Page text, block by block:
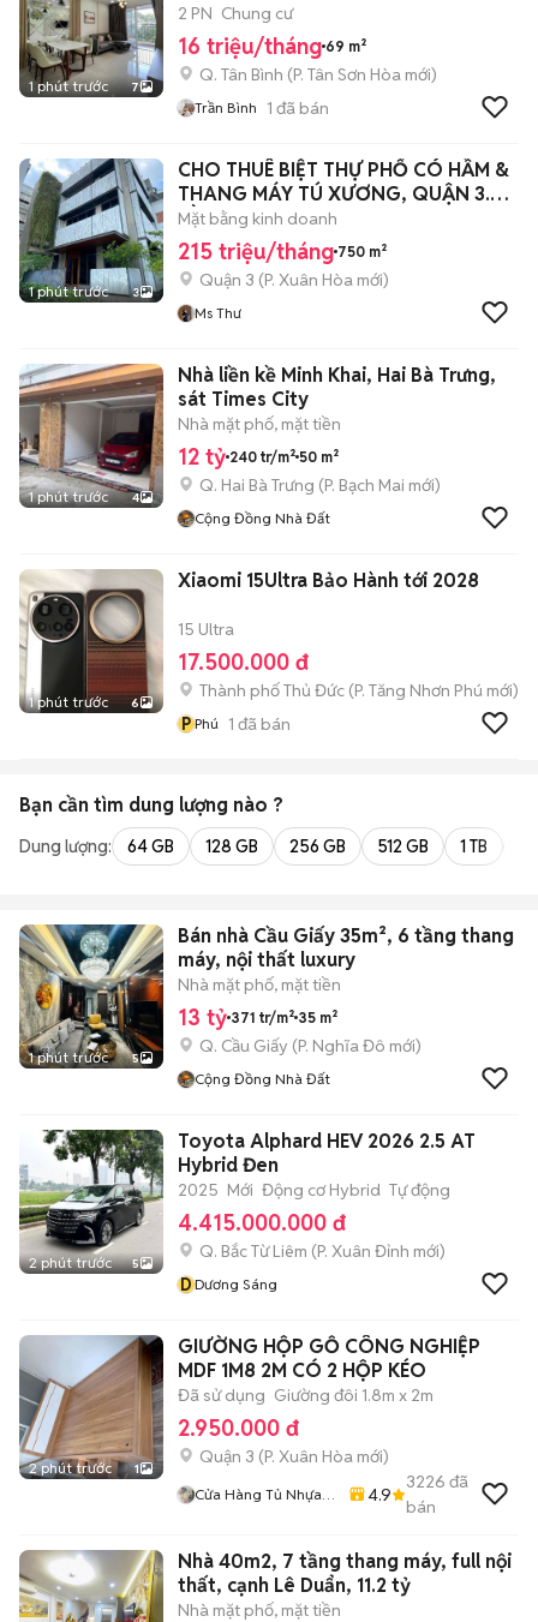
1 phút trước 7
2 PN Chung cư
16 triệu/tháng 69 m²
Q. Tân Bình (P. Tân Sơn Hòa mới)
Trần Bình 1 đã bán
1 phút trước 3
CHO THUÊ BIỆT THỰ PHỐ CÓ HẦM &
THANG MÁY TÚ XƯƠNG, QUẬN 3.
HẦM TRỆT 4L
Mặt bằng kinh doanh
215 triệu/tháng 750 m²
Quận 3 (P. Xuân Hòa mới)
Ms Thư
1 phút trước 4
Nhà liền kề Minh Khai, Hai Bà Trưng,
sát Times City
Nhà mặt phố, mặt tiền
12 tỷ 240 tr/m² 50 m²
Q. Hai Bà Trưng (P. Bạch Mai mới)
Cộng Đồng Nhà Đất
1 phút trước 6
Xiaomi 15Ultra Bảo Hành tới 2028
15 Ultra
17.500.000 đ
Thành phố Thủ Đức (P. Tăng Nhơn Phú mới)
P Phú 1 đã bán
Bạn cần tìm dung lượng nào ?
Dung lượng: 64 GB 128 GB 256 GB 512 GB 1 TB
1 phút trước 5
Bán nhà Cầu Giấy 35m², 6 tầng thang
máy, nội thất luxury
Nhà mặt phố, mặt tiền
13 tỷ 371 tr/m² 35 m²
Q. Cầu Giấy (P. Nghĩa Đô mới)
Cộng Đồng Nhà Đất
2 phút trước 5
Toyota Alphard HEV 2026 2.5 AT
Hybrid Đen
2025 Mới Động cơ Hybrid Tự động
4.415.000.000 đ
Q. Bắc Từ Liêm (P. Xuân Đỉnh mới)
DDương Sáng
2 phút trước 1
GIƯỜNG HỘP GỖ CÔNG NGHIỆP
MDF 1M8 2M CÓ 2 HỘP KÉO
Đã sử dụng Giường đôi 1.8m x 2m
2.950.000 đ
Quận 3 (P. Xuân Hòa mới)
Cửa Hàng Tủ Nhựa
4.9
3226 đã
bán
Nhà 40m2, 7 tầng thang máy, full nội
thất, cạnh Lê Duẩn, 11.2 tỷ
Nhà mặt phố, mặt tiền